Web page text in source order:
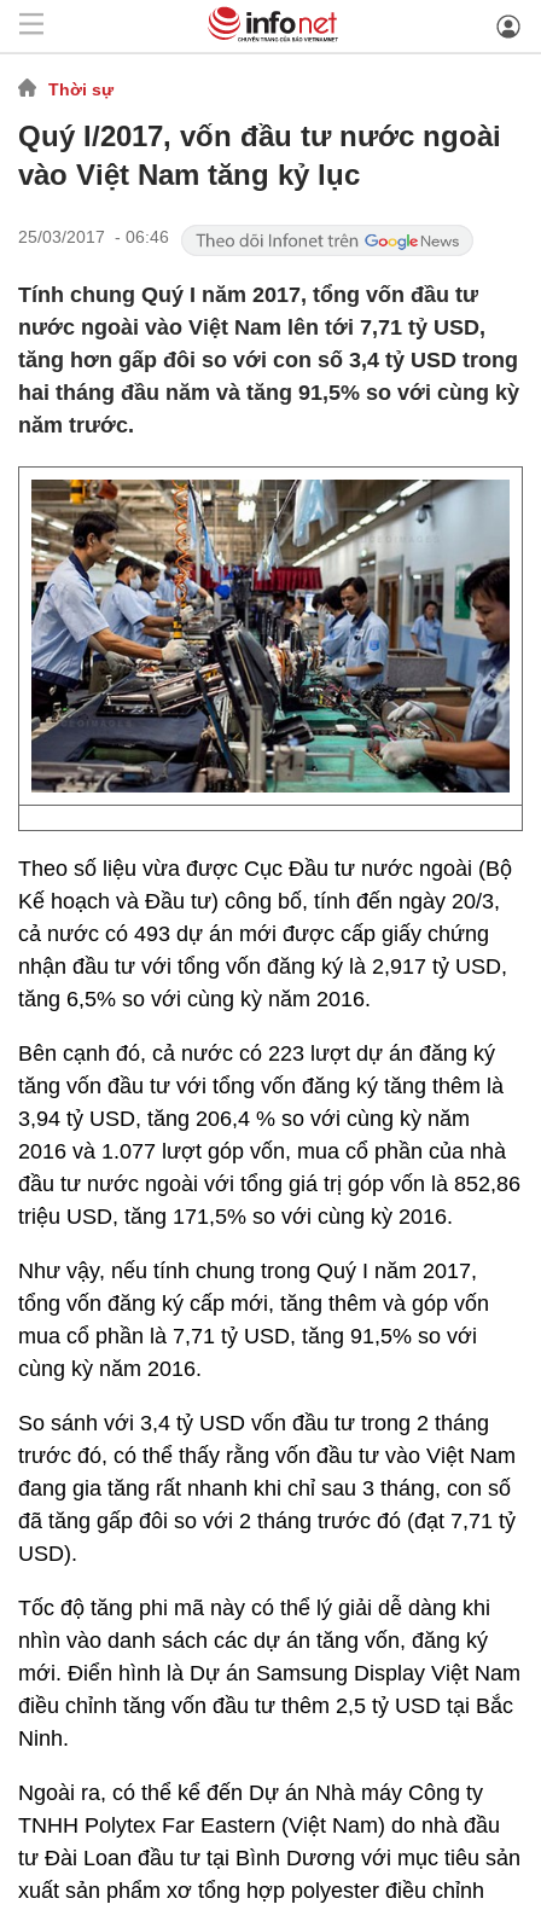
Thời sự
Quý I/2017, vốn đầu tư nước ngoài
vào Việt Nam tăng kỷ lục
25/03/2017 - 06:46
Tính chung Quý I năm 2017, tổng vốn đầu tư
nước ngoài vào Việt Nam lên tới 7,71 tỷ USD,
tăng hơn gấp đôi so với con số 3,4 tỷ USD trong
hai tháng đầu năm và tăng 91,5% so với cùng kỳ
năm trước.
Theo số liệu vừa được Cục Đầu tư nước ngoài (Bộ
Kế hoạch và Đầu tư) công bố, tính đến ngày 20/3,
cả nước có 493 dự án mới được cấp giấy chứng
nhận đầu tư với tổng vốn đăng ký là 2,917 tỷ USD,
tăng 6,5% so với cùng kỳ năm 2016.
Bên cạnh đó, cả nước có 223 lượt dự án đăng ký
tăng vốn đầu tư với tổng vốn đăng ký tăng thêm là
3,94 tỷ USD, tăng 206,4 % so với cùng kỳ năm
2016 và 1.077 lượt góp vốn, mua cổ phần của nhà
đầu tư nước ngoài với tổng giá trị góp vốn là 852,86
triệu USD, tăng 171,5% so với cùng kỳ 2016.
Như vậy, nếu tính chung trong Quý I năm 2017,
tổng vốn đăng ký cấp mới, tăng thêm và góp vốn
mua cổ phần là 7,71 tỷ USD, tăng 91,5% so với
cùng kỳ năm 2016.
So sánh với 3,4 tỷ USD vốn đầu tư trong 2 tháng
trước đó, có thể thấy rằng vốn đầu tư vào Việt Nam
đang gia tăng rất nhanh khi chỉ sau 3 tháng, con số
đã tăng gấp đôi so với 2 tháng trước đó (đạt 7,71 tỷ
USD).
Tốc độ tăng phi mã này có thể lý giải dễ dàng khi
nhìn vào danh sách các dự án tăng vốn, đăng ký
mới. Điển hình là Dự án Samsung Display Việt Nam
điều chỉnh tăng vốn đầu tư thêm 2,5 tỷ USD tại Bắc
Ninh.
Ngoài ra, có thể kể đến Dự án Nhà máy Công ty
TNHH Polytex Far Eastern (Việt Nam) do nhà đầu
tư Đài Loan đầu tư tại Bình Dương với mục tiêu sản
xuất sản phẩm xơ tổng hợp polyester điều chỉnh